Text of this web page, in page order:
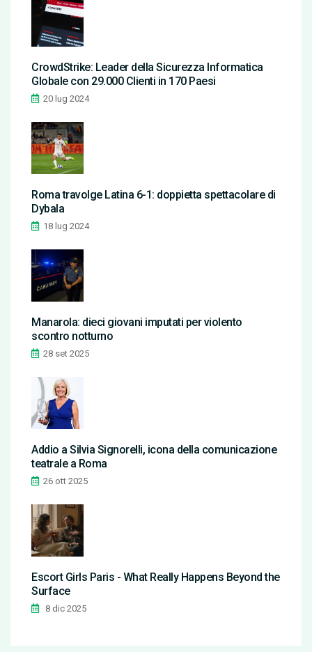
CrowdStrike: Leader della Sicurezza Informatica
Globale con 29.000 Clienti in 170 Paesi
20 lug 2024
Roma travolge Latina 6-1: doppietta spettacolare di
Dybala
18 lug 2024
Manarola: dieci giovani imputati per violento
scontro notturno
28 set 2025
Addio a Silvia Signorelli, icona della comunicazione
teatrale a Roma
26 ott 2025
Escort Girls Paris - What Really Happens Beyond the
Surface
8 dic 2025